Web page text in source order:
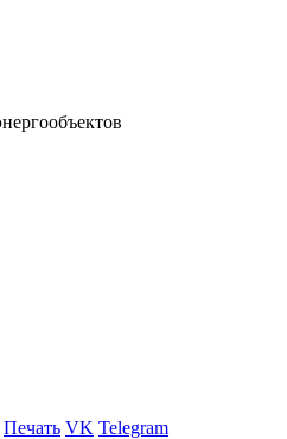
Печать VK Telegram